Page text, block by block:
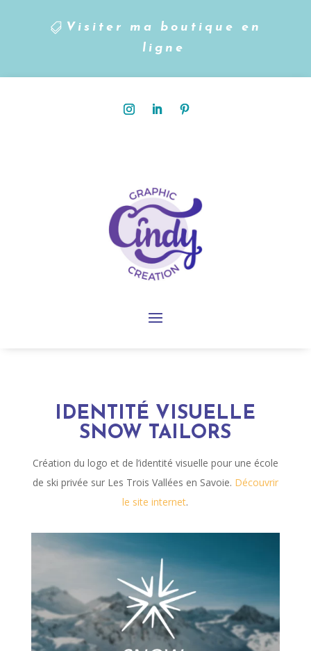
Visiter ma boutique en
ligne
IDENTITÉ VISUELLE
SNOW TAILORS
Création du logo et de l’identité visuelle pour une école
de ski privée sur Les Trois Vallées en Savoie. Découvrir
le site internet.